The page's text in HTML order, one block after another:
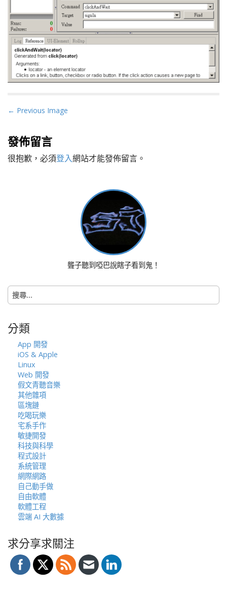
P
s
t
n
← Previous Image
發佈留言
很抱歉，必須登入網站才能發佈留言。
聾子聽到啞巴說瞎子看到鬼！
搜
尋
字:
分類
App 開發
iOS & Apple
Linux
Web 開發
假文青聽音樂
其他雜項
區塊鏈
吃喝玩樂
宅系手作
敏捷開發
科技與科學
程式設計
系統管理
網際網路
自己動手做
自由軟體
軟體工程
雲端 AI 大數據
求分享求關注